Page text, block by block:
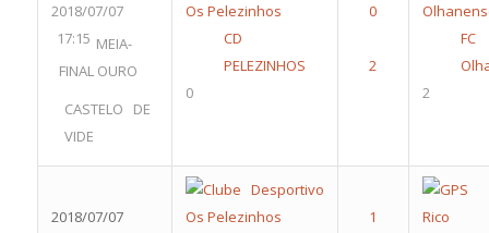
2018/07/07
17:15 MEIA-
FINAL OURO
CASTELO DE
VIDE
CD
PELEZINHOS
0
2
2018/07/07